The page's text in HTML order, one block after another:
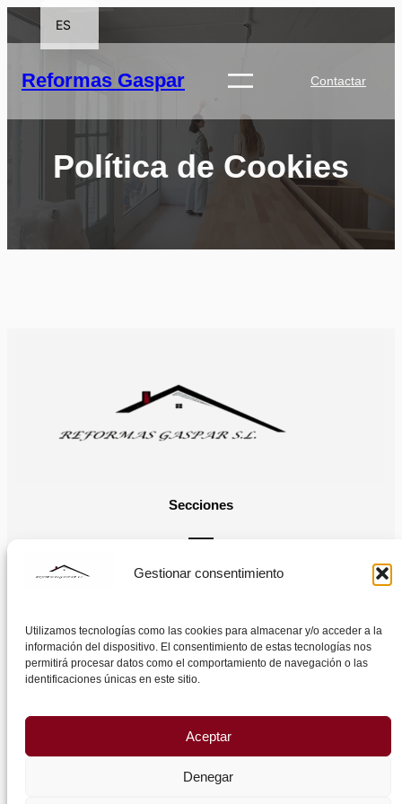
Gestionar consentimiento
Utilizamos tecnologías como las cookies para almacenar y/o acceder a la
información del dispositivo. El consentimiento de estas tecnologías nos
permitirá procesar datos como el comportamiento de navegación o las
identificaciones únicas en este sitio.
Aceptar
Denegar
Reformas Gaspar Contactar
Política de Cookies
Secciones
Horario
Sábado: 9:00 – 13:00
ES
CA